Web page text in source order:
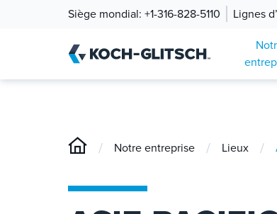
Siège mondial: +1-316-828-5110 Lignes
/ Notre entreprise / Lieux /